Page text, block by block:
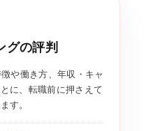
グの評判
や働き方、年収・キャ
に、転職前に押さえて
す。